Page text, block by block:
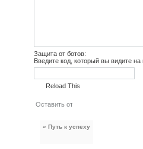
Защита от ботов:
Введите код, который вы видите
Reload This
« Путь к успеху